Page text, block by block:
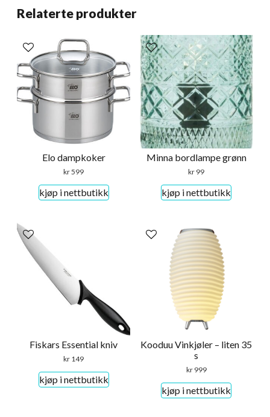
Relaterte produkter
Elo dampkoker
kr599
kjøp i nettbutikk
Minna bordlampe grønn
kr 99
kjøp i nettbutikk
Fiskars Essential kniv
kr 149
kjøp i nettbutikk
Kooduu Vinkjøler – liten 35
s
kr999
kjøp i nettbutikk